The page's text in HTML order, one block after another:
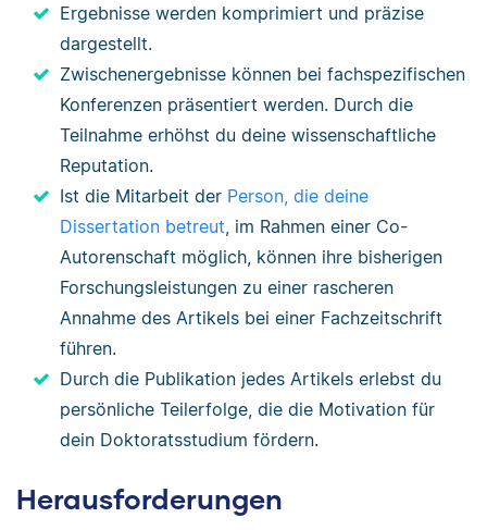
Ergebnisse werden komprimiert und präzise
dargestellt.
Zwischenergebnisse können bei fachspezifischen
Konferenzen präsentiert werden. Durch die
Teilnahme erhöhst du deine wissenschaftliche
Reputation.
Ist die Mitarbeit der Person, die deine
Dissertation betreut , im Rahmen einer Co-
Autorenschaft möglich, können ihre bisherigen
Forschungsleistungen zu einer rascheren
Annahme des Artikels bei einer Fachzeitschrift
führen.
Durch die Publikation jedes Artikels erlebst du
persönliche Teilerfolge, die die Motivation für
dein Doktoratsstudium fördern.
Herausforderungen